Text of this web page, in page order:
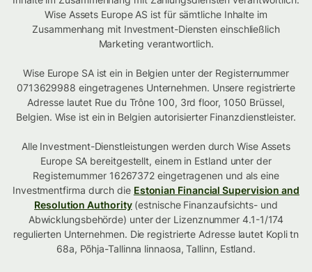
Wise Assets Europe AS ist für sämtliche Inhalte im
Zusammenhang mit Investment-Diensten einschließlich
Marketing verantwortlich.
Wise Europe SA ist ein in Belgien unter der Registernummer
0713629988 eingetragenes Unternehmen. Unsere registrierte
Adresse lautet Rue du Trône 100, 3rd floor, 1050 Brüssel,
Belgien. Wise ist ein in Belgien autorisierter Finanzdienstleister.
Alle Investment-Dienstleistungen werden durch Wise Assets
Europe SA bereitgestellt, einem in Estland unter der
Registernummer 16267372 eingetragenen und als eine
Investmentfirma durch die Estonian Financial Supervision and
Resolution Authority(estnische Finanzaufsichts- und
Abwicklungsbehörde) unter der Lizenznummer 4.1-1/174
regulierten Unternehmen. Die registrierte Adresse lautet Kopli tn
68a, Põhja-Tallinna linnaosa, Tallinn, Estland.